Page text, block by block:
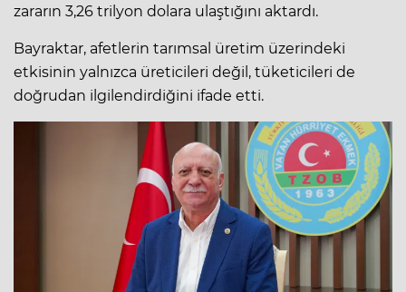
zararın 3,26 trilyon dolara ulaştığını aktardı.
Bayraktar, afetlerin tarımsal üretim üzerindeki
etkisinin yalnızca üreticileri değil, tüketicileri de
doğrudan ilgilendirdiğini ifade etti.